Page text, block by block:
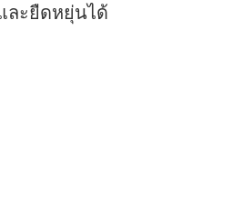
ละยืดหยุ่นได้